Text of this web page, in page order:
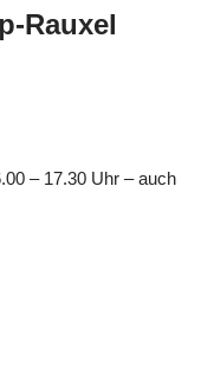
Rauxel
– 17.30 Uhr – auch